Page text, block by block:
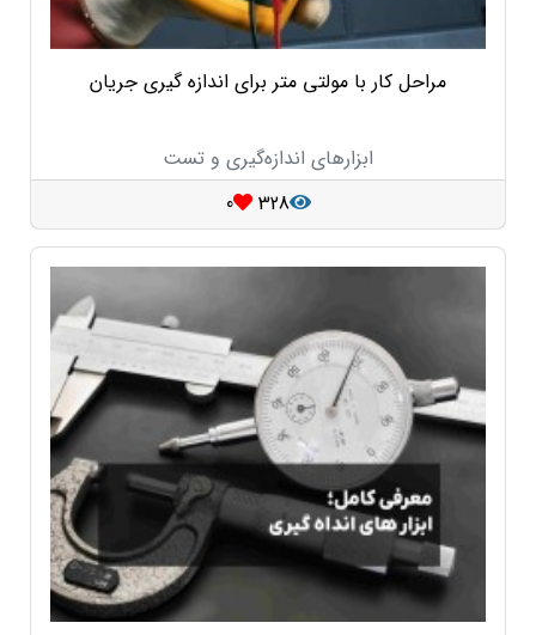
مراحل کار با مولتی متر برای اندازه گیری جریان
ابزارهای اندازه‌گیری و تست
328
0